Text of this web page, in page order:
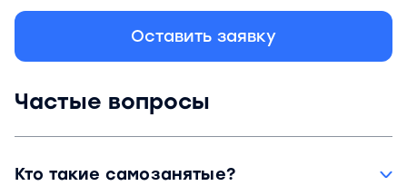
Оставить заявку
Частые вопросы
Кто такие самозанятые?